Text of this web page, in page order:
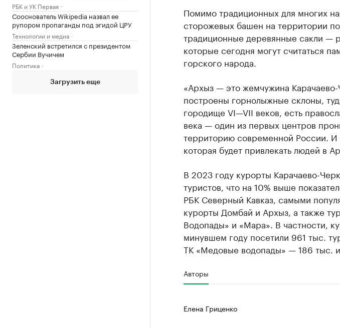
РБК и УК Первая
Сооснователь Wikipedia назвал ее
рупором пропаганды под эгидой ЦРУ
Технологии и медиа
Зеленский встретился с президентом
Сербии Вучичем
Политика
Загрузить еще
Помимо традиционных для многих
сторожевых башен на территории
традиционные деревянные сакли —
которые сегодня могут считаться
горского народа.
«Архыз — это жемчужина
построены горнолыжные склоны,
городище VI—VII веков, есть
века — один из первых центров
территорию современной России. И
которая будет привлекать людей в
В 2023 году курорты Карачаево-
туристов, что на 10% выше
РБК Северный Кавказ, самыми
курорты Домбай и Архыз, а также
Водопады» и «Мара». В частности,
минувшем году посетили 961 тыс.
ТК «Медовые водопады» — 186 тыс.
Авторы
Елена Гриценко